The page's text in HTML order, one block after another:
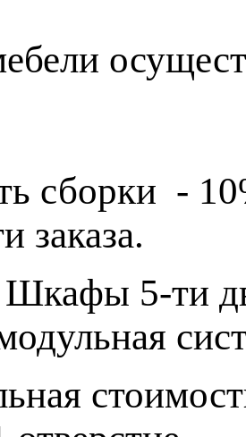
сборки -
заказа.
Шкафы 5-ти